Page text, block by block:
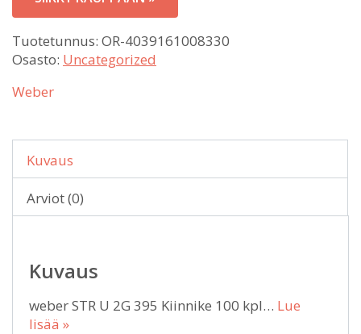
Tuotetunnus: OR-4039161008330
Osasto: Uncategorized
Weber
Kuvaus
Arviot (0)
Kuvaus
weber STR U 2G 395 Kiinnike 100 kpl… Lue
lisää »